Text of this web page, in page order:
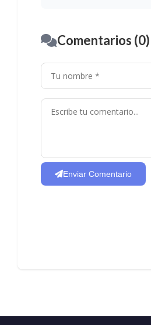
Comentarios (0)
Enviar Comentario